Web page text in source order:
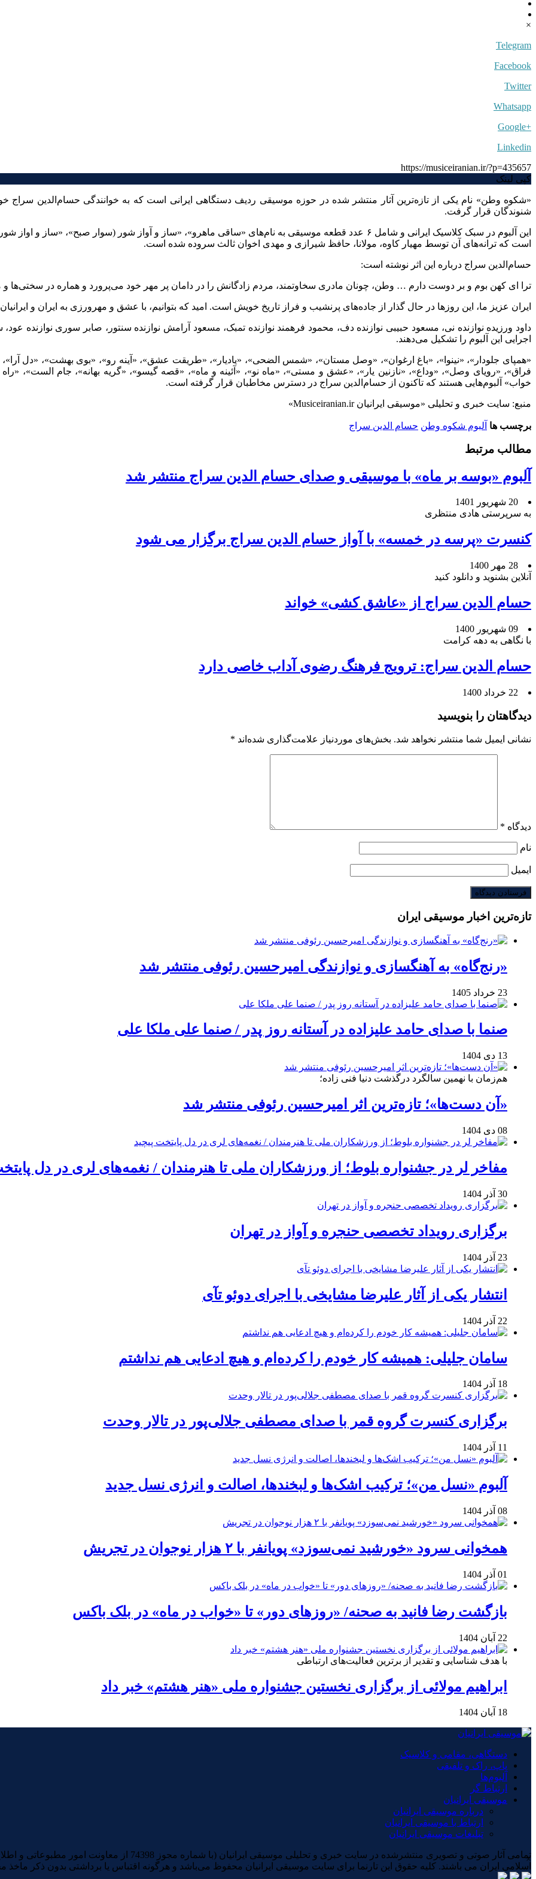
×
×
Telegram
Facebook
Twitter
Whatsapp
+Google
Linkedin
https://musiceiranian.ir/?p=435657
کپی لینک
«شکوه وطن» نام یکی از تازه‌ترین آثار منتشر شده در حوزه موسیقی ردیف دستگاهی ایرانی است که به خوانندگی حسام‌الدین
شنوندگان قرار گرفت.
این آلبوم در سبک کلاسیک ایرانی و شامل ۶ عدد قطعه موسیقی به نام‌های «ساقی ماهرو»، «ساز و آواز شور (سوار
است که ترانه‌های آن توسط مهیار کاوه، مولانا، حافظ شیرازی و مهدی اخوان ثالث سروده شده است.
حسام‌الدین سراج درباره این اثر نوشته است:
ترا ای کهن بوم و بر دوست دارم … وطن، چونان مادری سخاوتمند، مردم زادگانش را در دامان پر مهر خود می‌پرورد و هماره در سختی‌ها
ایران عزیز ما، این روزها در حال گذار از جاده‌های پرنشیب و فراز تاریخ خویش است. امید که بتوانیم، با عشق و مهرورزی به ایران و
داود ورزیده نوازنده نی، مسعود حبیبی نوازنده دف، محمود فرهمند نوازنده تمبک، مسعود آرامش نوازنده سنتور، صابر سوری نوازنده عود،
اجرایی این آلبوم را تشکیل می‌دهند.
«همپای جلودار»، «نینوا»، «باغ ارغوان»، «وصل مستان»، «شمس الضحی»، «یادیار»، «طریقت عشق»، «آینه رو»، «بوی بهشت»، «دل
فراق»، «رویای وصل»، «وداع»، «نازنین یار»، «عشق و مستی»، «ماه نو»، «آئینه و ماه»، «قصه گیسو»، «گریه بهانه»، جام الست»،
خواب» آلبوم‌هایی هستند که تاکنون از حسام‌الدین سراج در دسترس مخاطبان قرار گرفته است.
منبع: سایت خبری و تحلیلی «موسیقی ایرانیان Musiceiranian.ir»
برچسب ها آلبوم شکوه وطن حسام الدین سراج
مطالب مرتبط
آلبوم «بوسه بر ماه» با موسیقی و صدای حسام الدین سراج منتشر شد
20 شهریور 1401
به سرپرستی هادی منتظری
کنسرت «پرسه در خمسه» با آواز حسام الدین سراج برگزار می شود
28 مهر 1400
آنلاین بشنوید و دانلود کنید
حسام الدین سراج از «عاشق کشی» خواند
09 شهریور 1400
با نگاهی به دهه کرامت
حسام الدین سراج: ترویج فرهنگ رضوی آداب خاصی دارد
22 خرداد 1400
دیدگاهتان را بنویسید
نشانی ایمیل شما منتشر نخواهد شد. بخش‌های موردنیاز علامت‌گذاری شده‌اند *
دیدگاه *
نام
ایمیل
تازه‌ترین اخبار موسیقی ایران
«رنج‌گاه» به آهنگسازی و نوازندگی امیرحسین رئوفی منتشر شد
23 خرداد 1405
صنما با صدای حامد علیزاده در آستانه روز پدر / صنما علی ملکا علی
13 دی 1404
هم‌زمان با نهمین سالگرد درگذشت دنیا فنی زاده؛
«آن دست‌ها»؛ تازه‌ترین اثر امیرحسین رئوفی منتشر شد
08 دی 1404
مفاخر لر در جشنواره بلوط؛ از ورزشکاران ملی تا هنرمندان / نغمه‌های لری در دل
30 آذر 1404
برگزاری رویداد تخصصی حنجره و آواز در تهران
23 آذر 1404
انتشار یکی از آثار علیرضا مشایخی با اجرای دوئو تآی
22 آذر 1404
سامان جلیلی: همیشه کار خودم را کرده‌ام و هیچ ادعایی هم نداشتم
18 آذر 1404
برگزاری کنسرت گروه قمر با صدای مصطفی جلالی‌پور در تالار وحدت
11 آذر 1404
آلبوم «نسل من»؛ ترکیب اشک‌ها و لبخندها، اصالت و انرژی نسل جدید
08 آذر 1404
همخوانی سرود «خورشید نمی‌سوزد» پویانفر با ۲ هزار نوجوان در تجریش
01 آذر 1404
بازگشت رضا فانید به صحنه/ «روزهای دور» تا «خواب در ماه» در بلک باکس
22 آبان 1404
با هدف شناسایی و تقدیر از برترین فعالیت‌های ارتباطی
ابراهیم مولائی از برگزاری نخستین جشنواره ملی «هنر هشتم» خبر داد
18 آبان 1404
دستگاهی، مقامی و کلاسیک
پاپ، راک و تلفیقی
آلبوم‌ها
ارتباط گر
موسیقی ایرانیان
درباره موسیقی ایرانیان
ارتباط با موسیقی ایرانیان
تبلیغات موسیقی ایرانیان
تمامی آثار صوتی و تصویری منتشرشده در سایت خبری و تحلیلی
اسلامی ایران می باشند. کلیه حقوق این تارنما برای سایت موسیقی ایرانیان محفوظ می‌باشد و هرگونه اقتباس یا برداشتی بدون ذکر ماخذ